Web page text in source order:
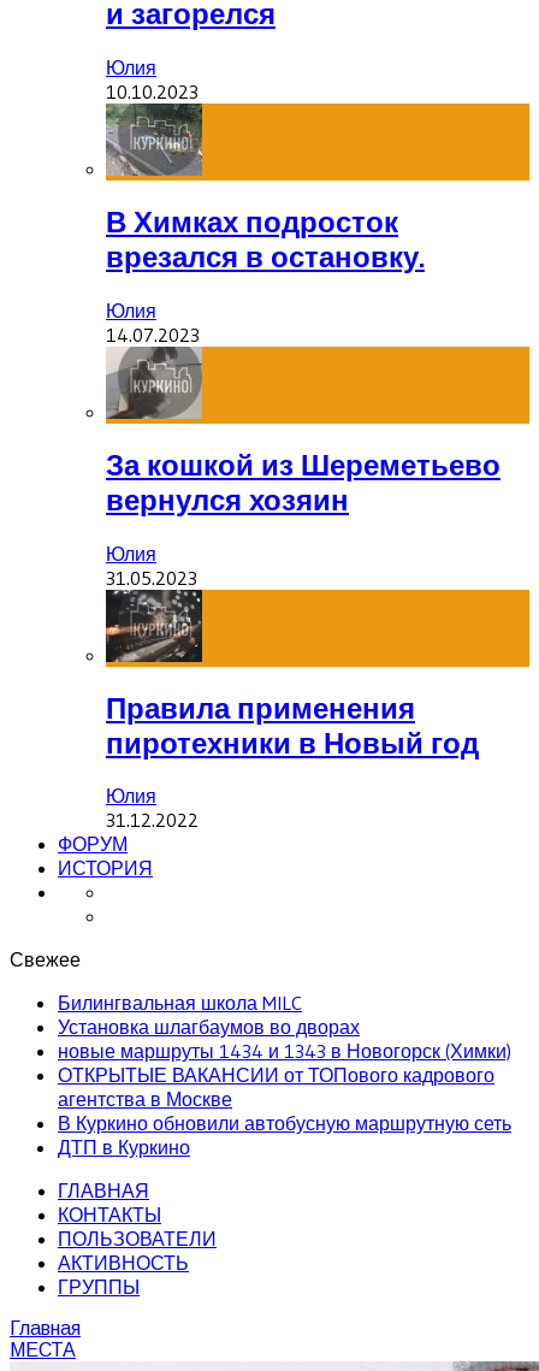
и загорелся
Юлия
10.10.2023
В Химках подросток
врезался в остановку.
Юлия
14.07.2023
За кошкой из Шереметьево
вернулся хозяин
Юлия
31.05.2023
Правила применения
пиротехники в Новый год
Юлия
31.12.2022
ФОРУМ
ИСТОРИЯ
Свежее
Билингвальная школа MILC
Установка шлагбаумов во дворах
новые маршруты 1434 и 1343 в Новогорск (Химки)
ОТКРЫТЫЕ ВАКАНСИИ от ТОПового кадрового
агентства в Москве
В Куркино обновили автобусную маршрутную сеть
ДТП в Куркино
ГЛАВНАЯ
КОНТАКТЫ
ПОЛЬЗОВАТЕЛИ
АКТИВНОСТЬ
ГРУППЫ
Главная
МЕСТА